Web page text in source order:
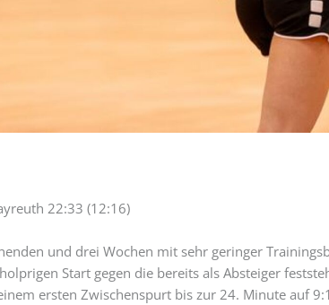
22:33 (12:16)
und drei Wochen mit sehr geringer
Start gegen die bereits als Absteiger
ersten Zwischenspurt bis zur 24. Minute auf